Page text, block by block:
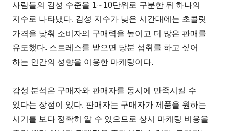
사람들의 감성 수준을 1∼10단위로 구분한 뒤 하나의
지수로 나타냈다. 감성 지수가 낮은 시간대에는 초콜릿
가격을 낮춰 소비자의 구매력을 높이고 더 많은 판매를
유도했다. 스트레스를 받으면 당분 섭취를 하고 싶어
하는 인간의 성향을 이용한 마케팅이다.
감성 분석은 구매자와 판매자를 동시에 만족시킬 수
있다는 장점이 있다. 판매자는 구매자가 제품을 원하는
시기를 보다 정확히 알 수 있으므로 상시 마케팅 비용을